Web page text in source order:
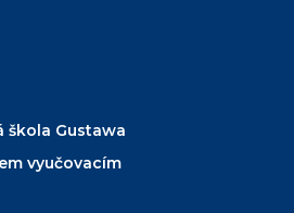
škola Gustawa
vyučovacím